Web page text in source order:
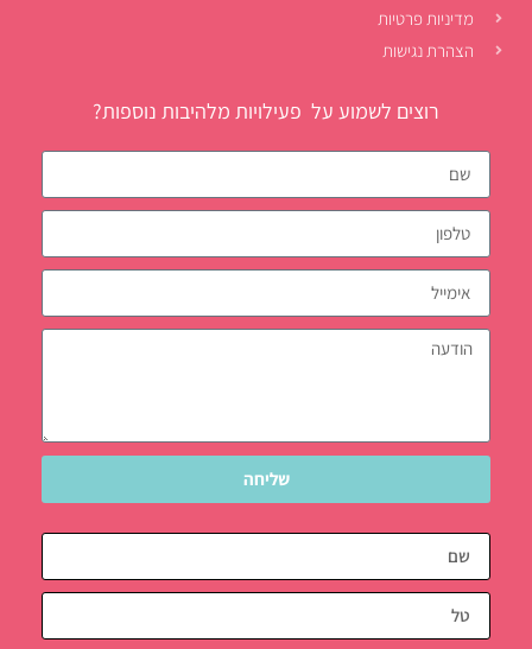
מדיניות פרטיות
הצהרת נגישות
רוצים לשמוע על פעילויות מלהיבות נוספות?
שליחה